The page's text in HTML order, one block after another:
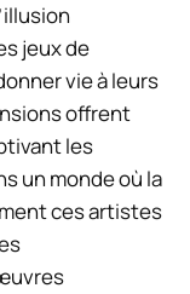
jeux de
vie à leurs
offrent
les
un monde où la
ces artistes